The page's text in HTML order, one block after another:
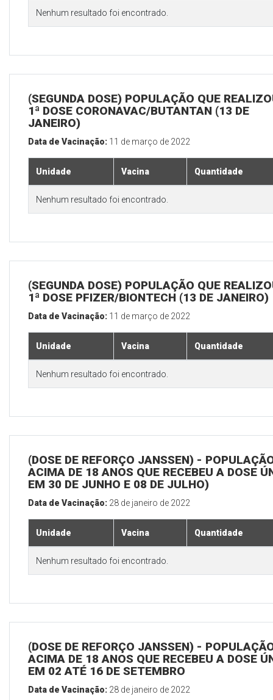
Nenhum resultado foi encontrado.
(SEGUNDA DOSE) POPULAÇÃO QUE
1ª DOSE CORONAVAC/BUTANTAN (13 DE
JANEIRO)
Data de Vacinação: 11 de março de 2022
Unidade Vacina Quantidade
Nenhum resultado foi encontrado.
(SEGUNDA DOSE) POPULAÇÃO QUE
1ª DOSE PFIZER/BIONTECH (13 DE JANEIRO)
Data de Vacinação: 11 de março de 2022
Unidade Vacina Quantidade
Nenhum resultado foi encontrado.
(DOSE DE REFORÇO JANSSEN) -
ACIMA DE 18 ANOS QUE RECEBEU A DOSE
EM 30 DE JUNHO E 08 DE JULHO)
Data de Vacinação: 28 de janeiro de 2022
Unidade Vacina Quantidade
Nenhum resultado foi encontrado.
(DOSE DE REFORÇO JANSSEN) -
ACIMA DE 18 ANOS QUE RECEBEU A DOSE
EM 02 ATÉ 16 DE SETEMBRO
Data de Vacinação: 28 de janeiro de 2022